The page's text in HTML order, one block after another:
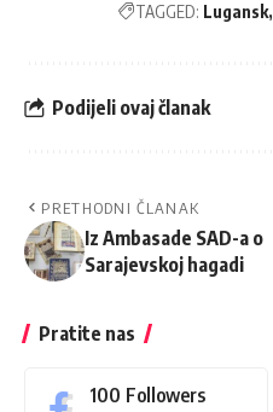
TAGGED: Lugansk
Podijeli ovaj članak
PRETHODNI ČLANAK
Iz Ambasade SAD-a o
Sarajevskoj hagadi
Pratite nas
100 Followers